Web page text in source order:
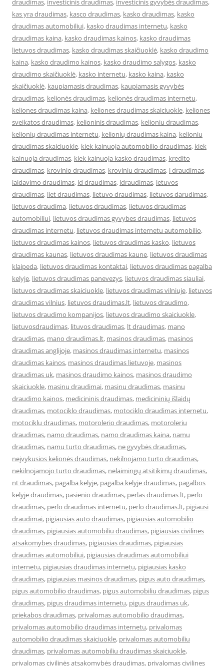
draudimas, investicinis draudimas, investicinis gyvybės draudimas,
kas yra draudimas, kasco draudimas, kasko draudimas, kasko
draudimas automobiliui, kasko draudimas internetu, kasko
draudimas kaina, kasko draudimas kainos, kasko draudimas
lietuvos draudimas, kasko draudimas skaičiuoklė, kasko draudimo
kaina, kasko draudimo kainos, kasko draudimo salygos, kasko
draudimo skaičiuoklė, kasko internetu, kasko kaina, kasko
skaičiuoklė, kaupiamasis draudimas, kaupiamasis gyvybės
draudimas, kelionės draudimas, kelionės draudimas internetu,
keliones draudimas kaina, keliones draudimas skaiciuokle, keliones
sveikatos draudimas, kelioninis draudimas, kelioniu draudimas,
kelionių draudimas internetu, kelionių draudimas kaina, kelioniu
draudimas skaiciuokle, kiek kainuoja automobilio draudimas, kiek
kainuoja draudimas, kiek kainuoja kasko draudimas, kredito
draudimas, krovinio draudimas, kroviniu draudimas, l draudimas,
laidavimo draudimas, ld draudimas, ldraudimas, letuvos
draudimas, liet draudimas, lietuvo draudimas, lietuvos darudimas,
lietuvos draudima, lietuvos draudimas, lietuvos draudimas
automobiliui, lietuvos draudimas gyvybes draudimas, lietuvos
draudimas internetu, lietuvos draudimas internetu automobilio,
lietuvos draudimas kainos, lietuvos draudimas kasko, lietuvos
draudimas kaunas, lietuvos draudimas kaune, lietuvos draudimas
klaipeda, lietuvos draudimas kontaktai, lietuvos draudimas pagalba
kelyje, lietuvos draudimas panevezys, lietuvos draudimas siauliai,
lietuvos draudimas skaiciuokle, lietuvos draudimas vilniuje, lietuvos
draudimas vilnius, lietuvos draudimas.lt, lietuvos draudimo,
lietuvos draudimo kompanijos, lietuvos draudimo skaiciuokle,
lietuvosdraudimas, lituvos draudimas, lt draudimas, mano
draudimas, mano draudimas.lt, masinos draudimas, masinos
draudimas anglijoje, masinos draudimas internetu, masinos
draudimas kainos, masinos draudimas lietuvoje, masinos
draudimas uk, masinos draudimo kainos, masinos draudimo
skaiciuokle, masinu draudimai, masinu draudimas, masinu
draudimo kainos, medicininis draudimas, medicininių išlaidų
draudimas, motociklo draudimas, motociklo draudimas internetu,
motociklu draudimas, motorolerio draudimas, motoroleriu
draudimas, namo draudimas, namo draudimas kaina, namu
draudimas, namu turto draudimas, ne gyvybės draudimas,
neįvykusios kelionės draudimas, nekilnojamo turto draudimas,
nekilnojamojo turto draudimas, nelaimingų atsitikimų draudimas,
nt draudimas, pagalba kelyje, pagalba kelyje draudimas, pagalbos
kelyje draudimas, pasienio draudimas, perlas draudimas lt, perlo
draudimas, perlo draudimas internetu, perlo draudimas.lt, pigiausi
draudimai, pigiausias auto draudimas, pigiausias automobilio
draudimas, pigiausias automobiliu draudimas, pigiausias civilines
atsakomybes draudimas, pigiausias draudimas, pigiausias
draudimas automobiliui, pigiausias draudimas automobiliui
internetu, pigiausias draudimas internetu, pigiausias kasko
draudimas, pigiausias masinos draudimas, pigus auto draudimas,
pigus automobilio draudimas, pigus automobiliu draudimas, pigus
draudimas, pigus draudimas internetu, pigus draudimas uk,
priekabos draudimas, privalomas automobilio draudimas,
privalomas automobilio draudimas internetu, privalomas
automobilio draudimas skaiciuokle, privalomas automobiliu
draudimas, privalomas automobiliu draudimas skaiciuokle,
privalomas civilinės atsakomybės draudimas, privalomas civilines